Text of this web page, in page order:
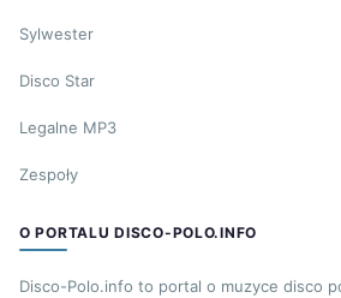
Sylwester
Disco Star
Legalne MP3
Zespoły
O PORTALU DISCO-POLO.INFO
Disco-Polo.info to portal o muzyce disco